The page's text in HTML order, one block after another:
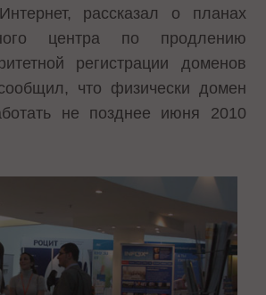
рассказал о планах
центра по продлению
регистрации доменов
что физически домен
не позднее июня 2010